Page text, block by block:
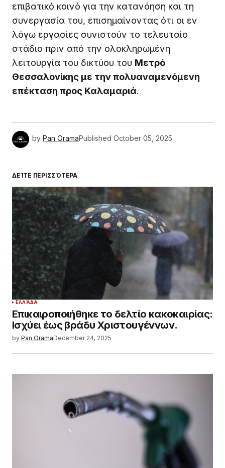
επιβατικό κοινό για την κατανόηση και τη
συνεργασία του, επισημαίνοντας ότι οι εν
λόγω εργασίες συνιστούν το τελευταίο
στάδιο πριν από την ολοκληρωμένη
λειτουργία του δικτύου του Μετρό
Θεσσαλονίκης με την πολυαναμενόμενη
επέκταση προς Καλαμαριά.
by Pan OramaPublished October 05, 2025
ΔΕΊΤΕ ΠΕΡΙΣΣΌΤΕΡΑ
ΕΛΛΆΔΑ
Επικαιροποιήθηκε το δελτίο κακοκαιρίας:
Ισχύει έως βράδυ Χριστουγέννων.
by Pan OramaDecember 24, 2025